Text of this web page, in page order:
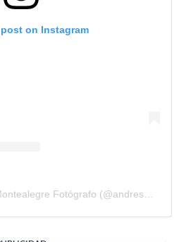
on Instagram